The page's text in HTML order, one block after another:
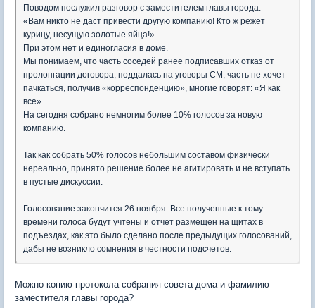
Поводом послужил разговор с заместителем главы города:
«Вам никто не даст привести другую компанию! Кто ж режет
курицу, несущую золотые яйца!»
При этом нет и единогласия в доме.
Мы понимаем, что часть соседей ранее подписавших отказ от
пролонгации договора, поддалась на уговоры СМ, часть не хочет
пачкаться, получив «корреспонденцию», многие говорят: «Я как
все».
На сегодня собрано немногим более 10% голосов за новую
компанию.
Так как собрать 50% голосов небольшим составом физически
нереально, принято решение более не агитировать и не вступать
в пустые дискуссии.
Голосование закончится 26 ноября. Все полученные к тому
времени голоса будут учтены и отчет размещен на щитах в
подъездах, как это было сделано после предыдущих голосований,
дабы не возникло сомнения в честности подсчетов.
Можно копию протокола собрания совета дома и фамилию
заместителя главы города?